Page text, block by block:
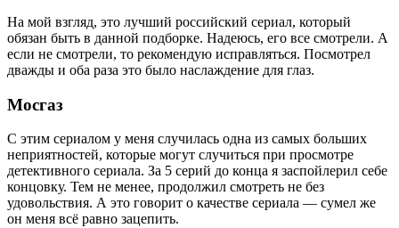
На мой взгляд, это лучший российский сериал, который
обязан быть в данной подборке. Надеюсь, его все смотрели. А
если не смотрели, то рекомендую исправляться. Посмотрел
дважды и оба раза это было наслаждение для глаз.
Мосгаз
С этим сериалом у меня случилась одна из самых больших
неприятностей, которые могут случиться при просмотре
детективного сериала. За 5 серий до конца я заспойлерил себе
концовку. Тем не менее, продолжил смотреть не без
удовольствия. А это говорит о качестве сериала — сумел же
он меня всё равно зацепить.